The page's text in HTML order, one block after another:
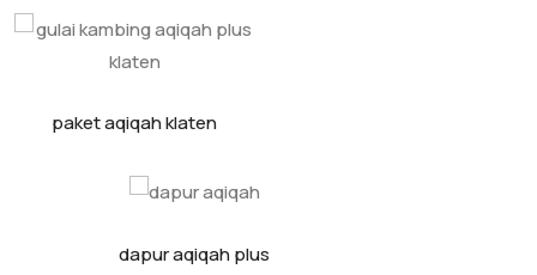
paket aqiqah klaten
dapur aqiqah plus